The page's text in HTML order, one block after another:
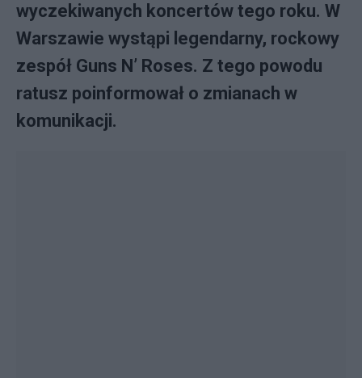
wyczekiwanych koncertów tego roku. W
Warszawie wystąpi legendarny, rockowy
zespół Guns N’ Roses. Z tego powodu
ratusz poinformował o zmianach w
komunikacji.